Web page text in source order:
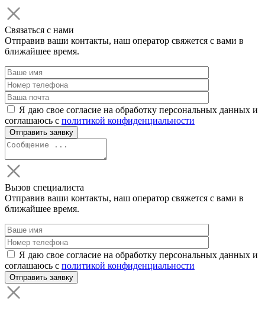
Связаться с нами
Отправив ваши контакты, наш оператор свяжется с вами в
ближайшее время.
Я даю свое согласие на обработку персональных данных и
соглашаюсь с политикой конфиденциальности
Вызов специалиста
Отправив ваши контакты, наш оператор свяжется с вами в
ближайшее время.
Я даю свое согласие на обработку персональных данных и
соглашаюсь с политикой конфиденциальности